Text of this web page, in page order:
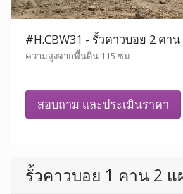
#H.CBW31 - รั้วคาวบอย 2 คา
ความสูงจากพื้นดิน 115 ซม
สอบถาม และประเมินราคา
รั้วคาวบอย 1 คาน 2